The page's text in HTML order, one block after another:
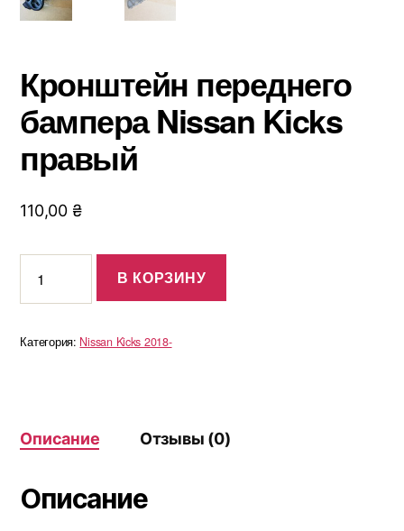
Кронштейн переднего
бампера Nissan Kicks
правый
110,00 ₴
товара
Кронштейн
бампера
В КОРЗИНУ
Категория: Nissan Kicks 2018-
Описание Отзывы (0)
Описание